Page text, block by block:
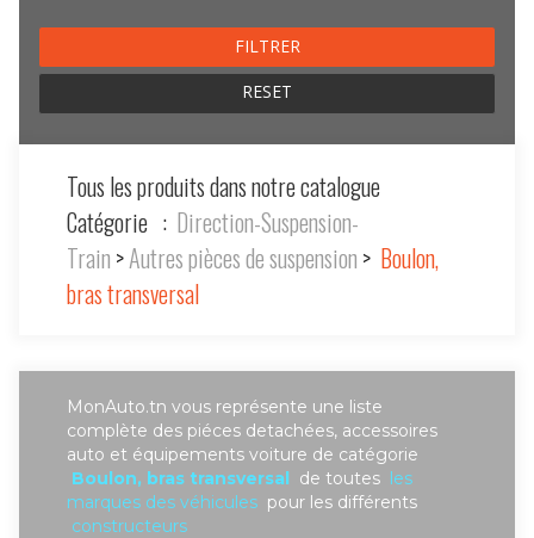
RESET
Tous les produits dans notre catalogue
Catégorie : Direction-Suspension-
Train >Autres pièces de suspension > Boulon,
bras transversal
MonAuto.tn vous représente une liste
complète des piéces detachées, accessoires
auto et équipements voiture de catégorie
Boulon, bras transversal de toutes les
marques des véhicules pour les différents
constructeurs